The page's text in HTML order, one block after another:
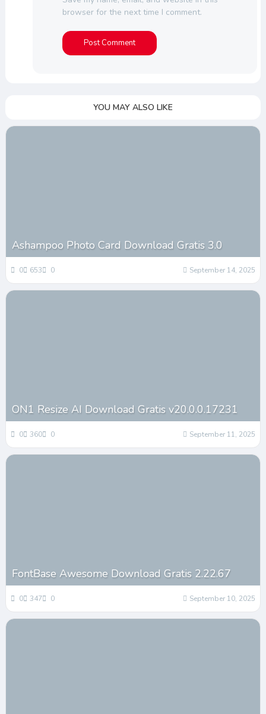
browser for the next time I comment.
YOU MAY ALSO LIKE
Ashampoo Photo Card Download Gratis 3.0
0 653 0 September 14, 2025
ON1 Resize AI Download Gratis v20.0.0.17231
0 360 0 September 11, 2025
FontBase Awesome Download Gratis 2.22.67
0 347 0 September 10, 2025